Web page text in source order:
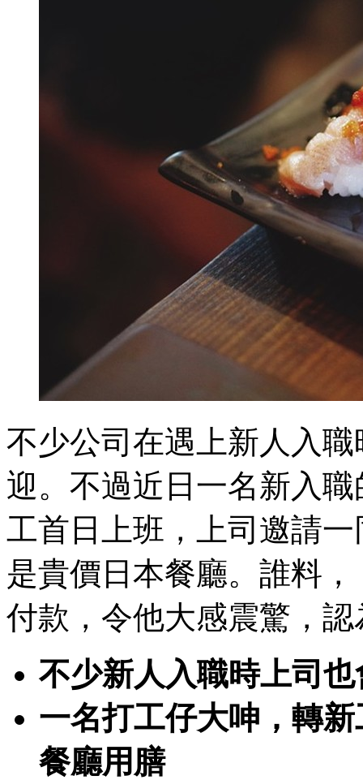
不少公司在遇上新人入
迎。不過近日一名新入
工首日上班，上司邀請
是貴價日本餐廳。誰料
付款，令他大感震驚，
不少新人入職時上司
一名打工仔大呻，轉
餐廳用膳